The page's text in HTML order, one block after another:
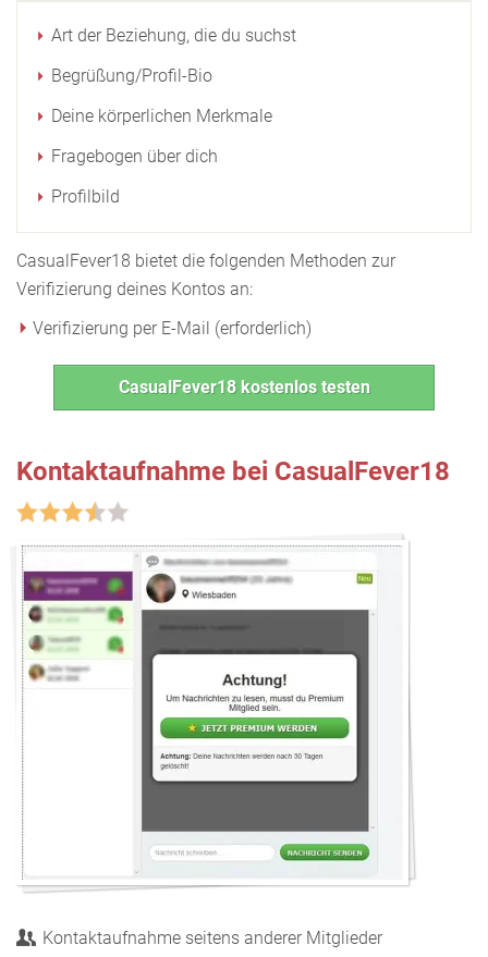
Art der Beziehung, die du suchst
Begrüßung/Profil-Bio
Deine körperlichen Merkmale
Fragebogen über dich
Profilbild
CasualFever18 bietet die folgenden Methoden zur
Verifizierung deines Kontos an:
Verifizierung per E-Mail (erforderlich)
CasualFever18 kostenlos testen
Kontaktaufnahme bei CasualFever18
Kontaktaufnahme seitens anderer Mitglieder